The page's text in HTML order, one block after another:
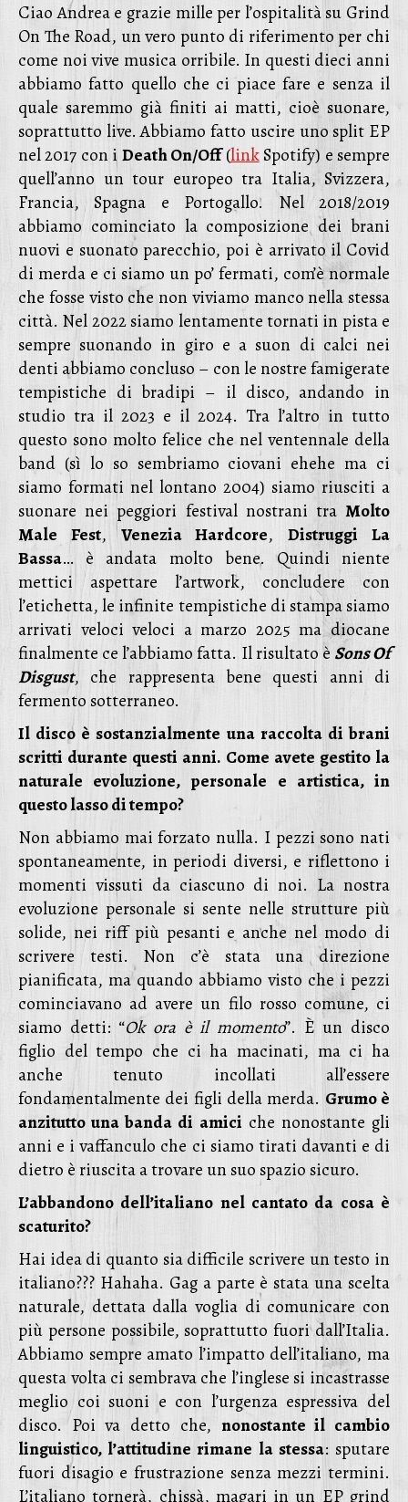
Ciao Andrea e grazie mille per l’ospitalità su Grind
On The Road, un vero punto di riferimento per chi
come noi vive musica orribile. In questi dieci anni
abbiamo fatto quello che ci piace fare e senza il
quale saremmo già finiti ai matti, cioè suonare,
soprattutto live. Abbiamo fatto uscire uno split EP
nel 2017 con iDeath On/Off(linkSpotify) e sempre
quell’anno un tour europeo tra Italia, Svizzera,
Francia, Spagna e Portogallo. Nel 2018/2019
abbiamo cominciato la composizione dei brani
nuovi e suonato parecchio, poi è arrivato il Covid
di merda e ci siamo un po’ fermati, com’è normale
che fosse visto che non viviamo manco nella stessa
città. Nel 2022 siamo lentamente tornati in pista e
sempre suonando in giro e a suon di calci nei
denti abbiamo concluso – con le nostre famigerate
tempistiche di bradipi – il disco, andando in
studio tra il 2023 e il 2024. Tra l’altro in tutto
questo sono molto felice che nel ventennale della
band (sì lo so sembriamo ciovani ehehe ma ci
siamo formati nel lontano 2004) siamo riusciti a
suonare nei peggiori festival nostrani tra Molto
Male Fest,Venezia Hardcore,Distruggi La
Bassa… è andata molto bene. Quindi niente
mettici aspettare l’artwork, concludere con
l’etichetta, le infinite tempistiche di stampa siamo
arrivati veloci veloci a marzo 2025 ma diocane
finalmente ce l’abbiamo fatta. Il risultato è Sons Of
Disgust, che rappresenta bene questi anni di
fermento sotterraneo.
Il disco è sostanzialmente una raccolta di brani
scritti durante questi anni. Come avete gestito la
naturale evoluzione, personale e artistica, in
questo lasso di tempo?
Non abbiamo mai forzato nulla. I pezzi sono nati
spontaneamente, in periodi diversi, e riflettono i
momenti vissuti da ciascuno di noi. La nostra
evoluzione personale si sente nelle strutture più
solide, nei riff più pesanti e anche nel modo di
scrivere testi. Non c’è stata una direzione
pianificata, ma quando abbiamo visto che i pezzi
cominciavano ad avere un filo rosso comune, ci
siamo detti: “Ok ora è il momento”. È un disco
figlio del tempo che ci ha macinati, ma ci ha
anche tenuto incollati all’essere
fondamentalmente dei figli della merda. Grumo è
anzitutto una banda di amici che nonostante gli
anni e i vaffanculo che ci siamo tirati davanti e di
dietro è riuscita a trovare un suo spazio sicuro.
L’abbandono dell’italiano nel cantato da cosa è
scaturito?
Hai idea di quanto sia difficile scrivere un testo in
italiano??? Hahaha. Gag a parte è stata una scelta
naturale, dettata dalla voglia di comunicare con
più persone possibile, soprattutto fuori dall’Italia.
Abbiamo sempre amato l’impatto dell’italiano, ma
questa volta ci sembrava che l’inglese si incastrasse
meglio coi suoni e con l’urgenza espressiva del
disco. Poi va detto che, nonostante il cambio
linguistico, l’attitudine rimane la stessa: sputare
fuori disagio e frustrazione senza mezzi termini.
L’italiano tornerà, chissà, magari in un EP grind